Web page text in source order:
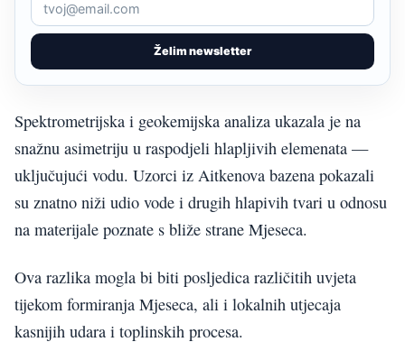
Želim newsletter
Spektrometrijska i geokemijska analiza ukazala je na
snažnu asimetriju u raspodjeli hlapljivih elemenata —
uključujući vodu. Uzorci iz Aitkenova bazena pokazali
su znatno niži udio vode i drugih hlapivih tvari u odnosu
na materijale poznate s bliže strane Mjeseca.
Ova razlika mogla bi biti posljedica različitih uvjeta
tijekom formiranja Mjeseca, ali i lokalnih utjecaja
kasnijih udara i toplinskih procesa.